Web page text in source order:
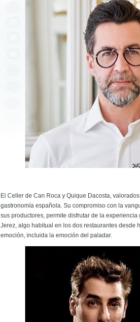
El Celler de Can Roca y Quique Dacosta,
gastronomía española. Su compromiso con la
sus productores, permite disfrutar de la
Jerez, algo habitual en los dos restaurantes desde
emoción, incluida la emoción del paladar.